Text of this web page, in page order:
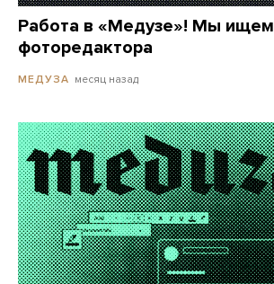
Работа в «Медузе»! Мы ищем
фоторедактора
МЕДУЗА месяц назад